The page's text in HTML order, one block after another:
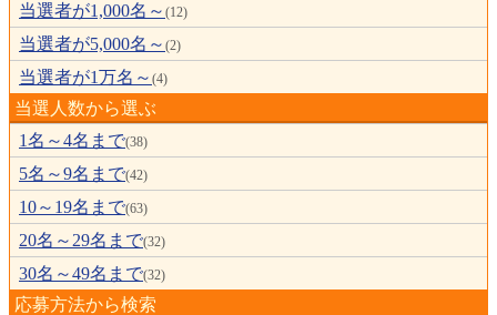
当選者が1,000名～ (12)
当選者が5,000名～ (2)
当選者が1万名～ (4)
当選人数から選ぶ
1名～4名まで(38)
5名～9名まで(42)
10～19名まで(63)
20名～29名まで(32)
30名～49名まで(32)
応募方法から検索